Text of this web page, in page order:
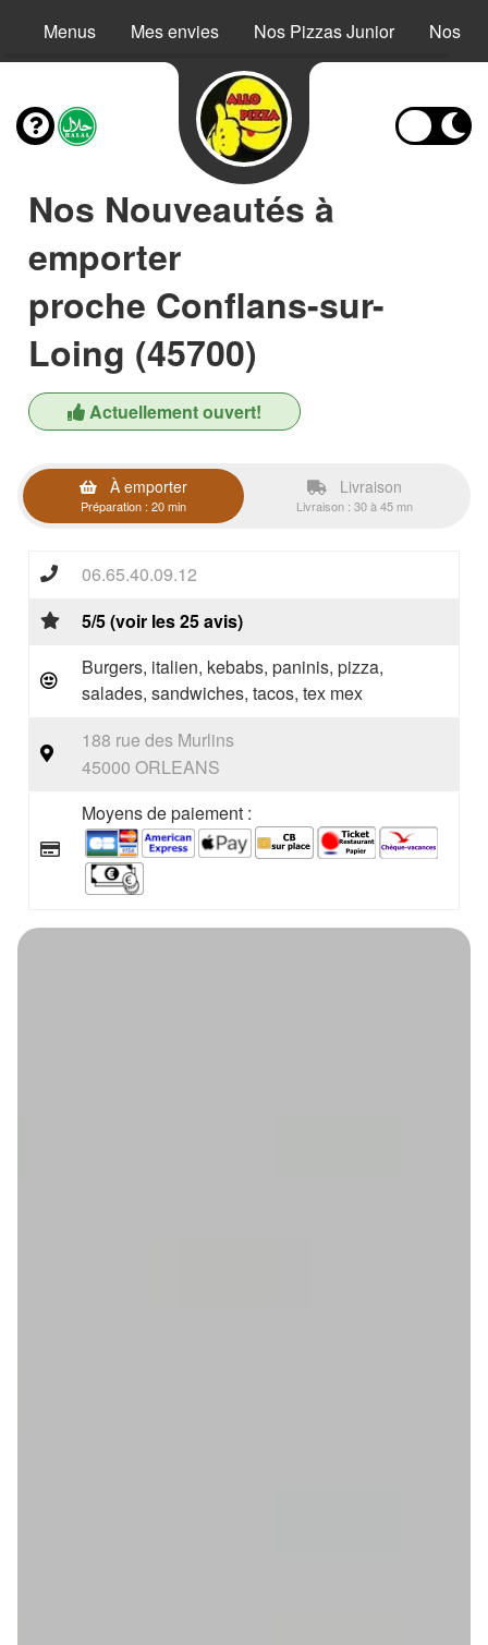
Menus Mes envies Nos Pizzas Junior Nos
Nos Nouveautés à
emporter
proche Conflans-sur-
Loing (45700)
Actuellement ouvert!
À emporter
Préparation : 20 min
Livraison
Livraison : 30 à 45 mn
06.65.40.09.12
5/5 (voir les 25 avis)
Burgers, italien, kebabs, paninis, pizza,
salades, sandwiches, tacos, tex mex
188 rue des Murlins
45000 ORLEANS
Moyens de paiement :